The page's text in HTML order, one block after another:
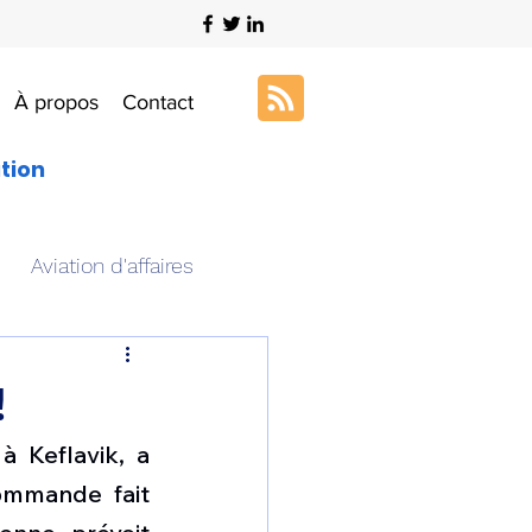
À propos Contact
Aviation d'affaires
Art & Aviation
aéronautique
Keflavik, a
fait